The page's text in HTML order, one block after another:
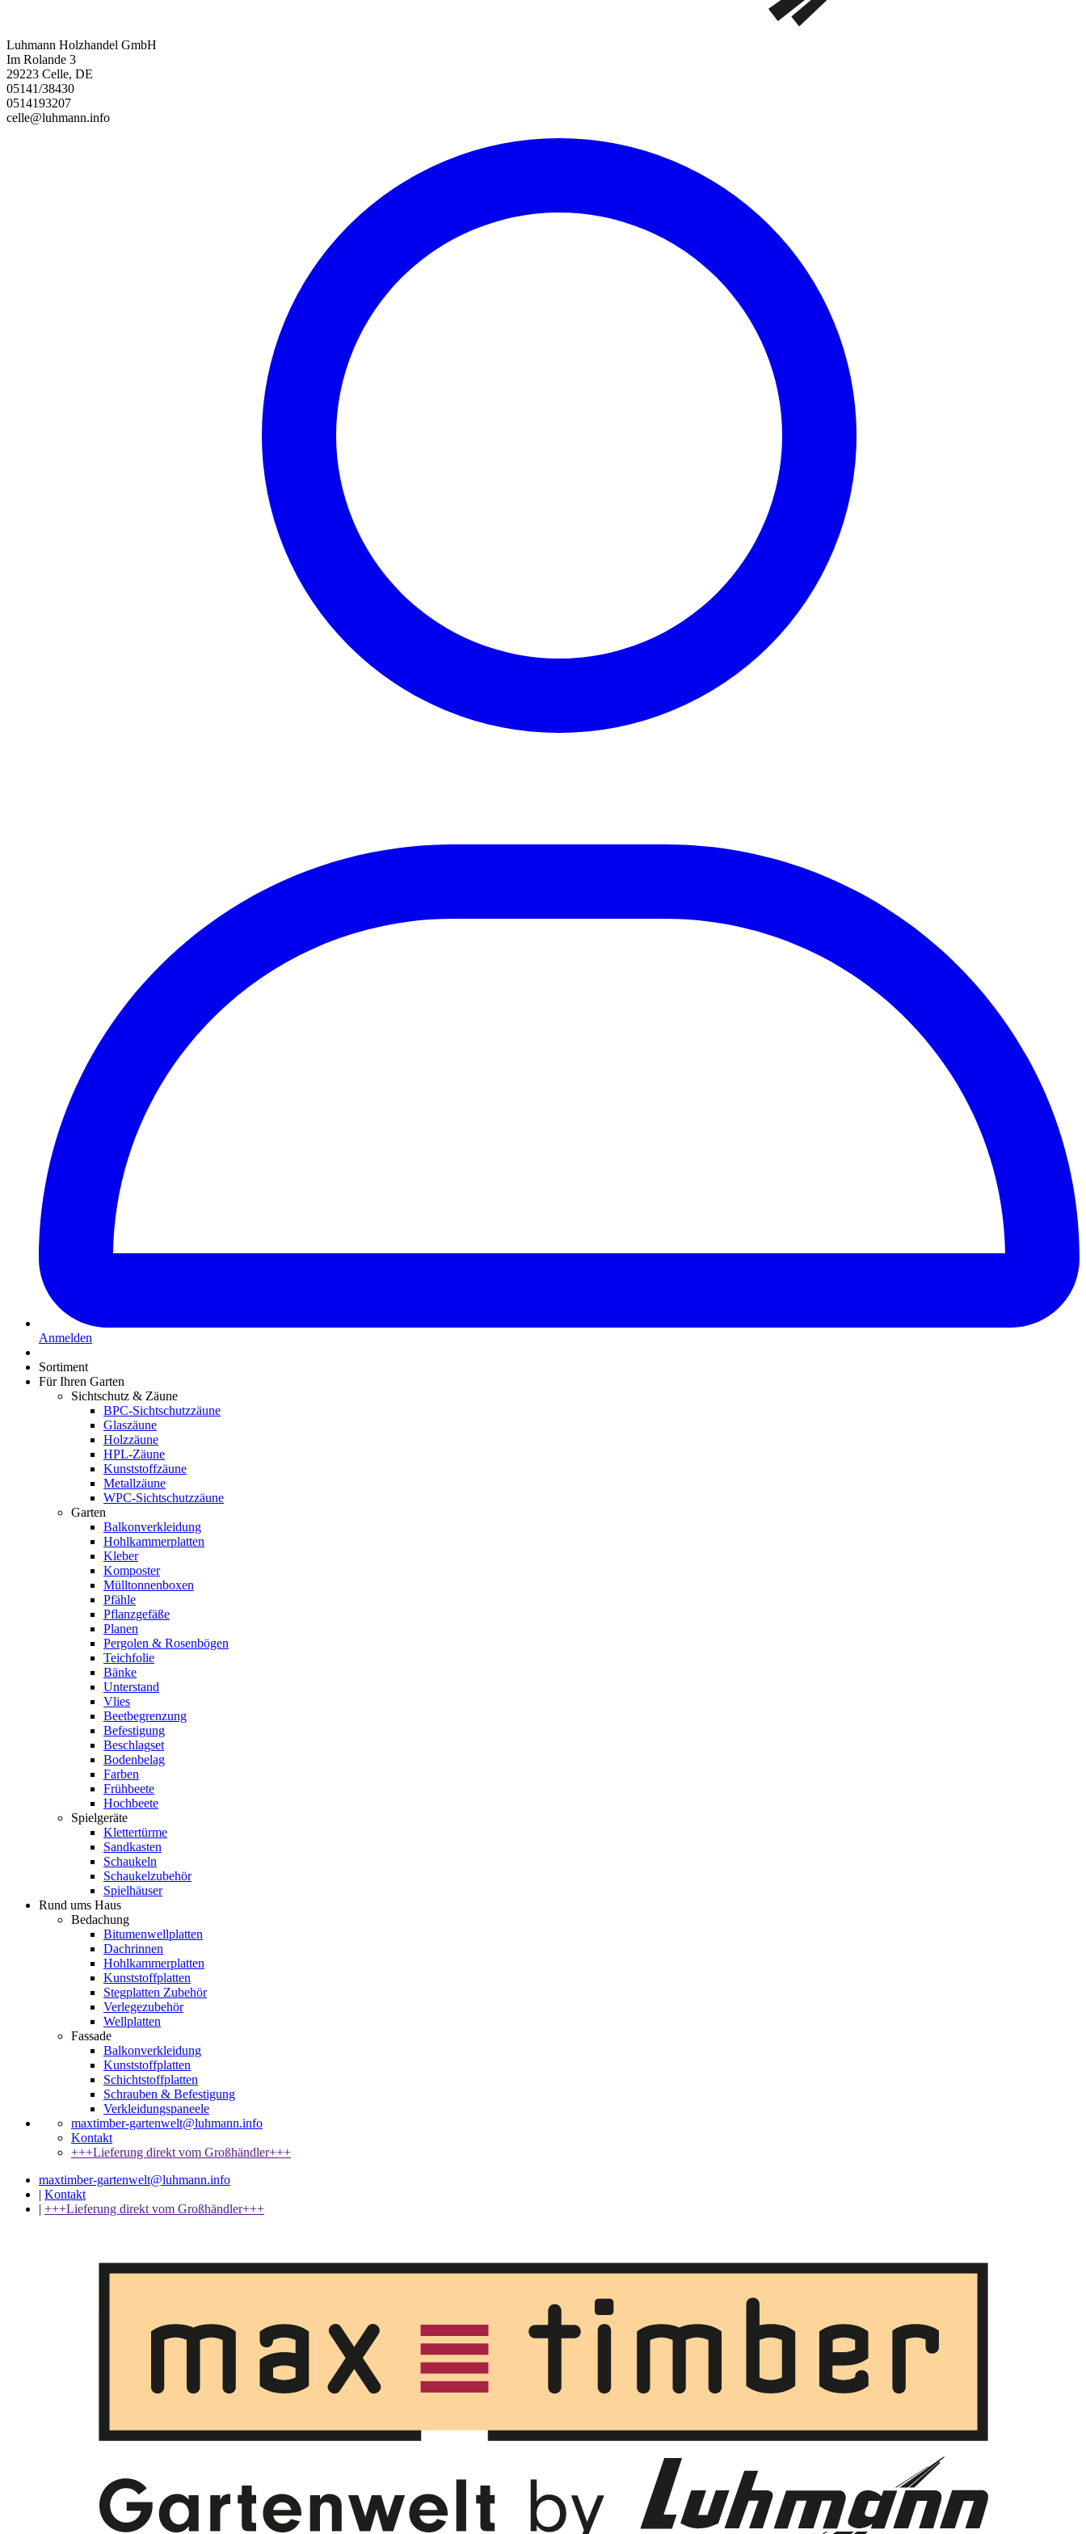
Luhmann Holzhandel GmbH
Im Rolande 3
29223 Celle, DE
05141/38430
0514193207
celle@luhmann.info
Anmelden
Sortiment
Für Ihren Garten
Sichtschutz & Zäune
BPC-Sichtschutzzäune
Glaszäune
Holzzäune
HPL-Zäune
Kunststoffzäune
Metallzäune
WPC-Sichtschutzzäune
Garten
Balkonverkleidung
Hohlkammerplatten
Kleber
Komposter
Mülltonnenboxen
Pfähle
Pflanzgefäße
Planen
Pergolen & Rosenbögen
Teichfolie
Bänke
Unterstand
Vlies
Beetbegrenzung
Befestigung
Beschlagset
Bodenbelag
Farben
Frühbeete
Hochbeete
Spielgeräte
Klettertürme
Sandkasten
Schaukeln
Schaukelzubehör
Spielhäuser
Rund ums Haus
Bedachung
Bitumenwellplatten
Dachrinnen
Hohlkammerplatten
Kunststoffplatten
Stegplatten Zubehör
Verlegezubehör
Wellplatten
Fassade
Balkonverkleidung
Kunststoffplatten
Schichtstoffplatten
Schrauben & Befestigung
Verkleidungspaneele
maxtimber-gartenwelt@luhmann.info
Kontakt
+++Lieferung direkt vom Großhändler+++
maxtimber-gartenwelt@luhmann.info
| Kontakt
| +++Lieferung direkt vom Großhändler+++